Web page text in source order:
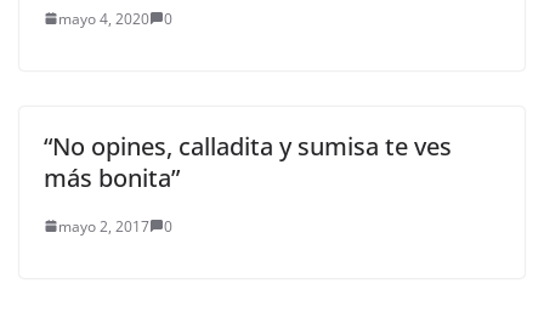
mayo 4, 2020 0
“No opines, calladita y sumisa te ves
más bonita”
mayo 2, 2017 0